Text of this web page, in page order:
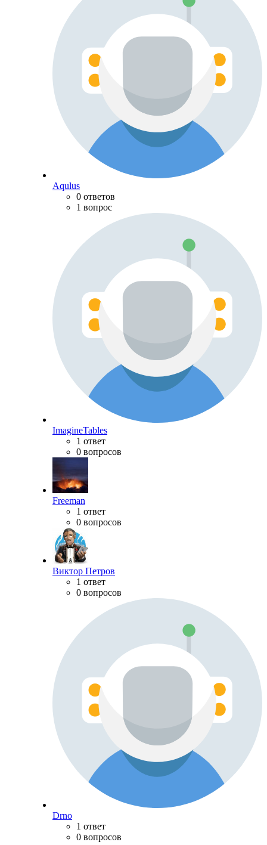
Aqulus
0 ответов
1 вопрос
ImagineTables
1 ответ
0 вопросов
Freeman
1 ответ
0 вопросов
Виктор Петров
1 ответ
0 вопросов
Drno
1 ответ
0 вопросов